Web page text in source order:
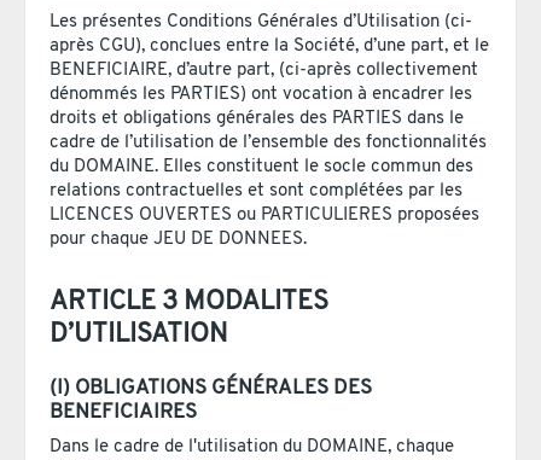
Les présentes Conditions Générales d’Utilisation (ci-
après CGU), conclues entre la Société, d’une part, et le
BENEFICIAIRE, d’autre part, (ci-après collectivement
dénommés les PARTIES) ont vocation à encadrer les
droits et obligations générales des PARTIES dans le
cadre de l’utilisation de l’ensemble des fonctionnalités
du DOMAINE. Elles constituent le socle commun des
relations contractuelles et sont complétées par les
LICENCES OUVERTES ou PARTICULIERES proposées
pour chaque JEU DE DONNEES.
ARTICLE 3 MODALITES
D’UTILISATION
(I) OBLIGATIONS GÉNÉRALES DES
BENEFICIAIRES
Dans le cadre de l'utilisation du DOMAINE, chaque